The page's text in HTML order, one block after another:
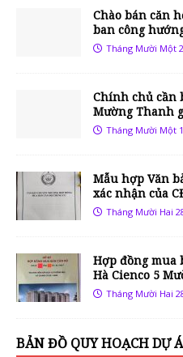
Chào bán căn
ban công
Tháng Mười Một
Chính chủ cần
Mường Thanh
Tháng Mười Một
Mẫu hợp Văn
xác nhận của
Tháng Mười Hai
Hợp đồng mua
Hà Cienco 5
Tháng Mười Hai
BẢN ĐỒ QUY HOẠCH DỰ